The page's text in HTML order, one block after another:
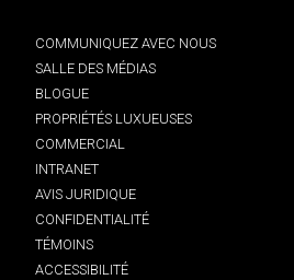
COMMUNIQUEZ AVEC NOUS
SALLE DES MÉDIAS
BLOGUE
PROPRIÉTÉS LUXUEUSES
COMMERCIAL
INTRANET
AVIS JURIDIQUE
CONFIDENTIALITÉ
TÉMOINS
ACCESSIBILITÉ